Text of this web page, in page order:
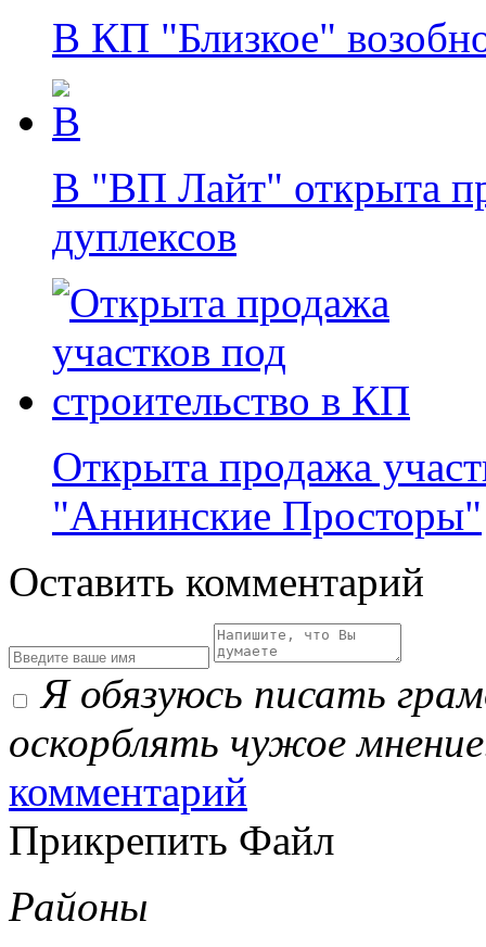
В КП "Близкое"
В "ВП Лайт" открыта
дуплексов
Открыта продажа
"Аннинские Просторы"
Оставить комментарий
Я обязуюсь писать
оскорблять чужое
комментарий
Прикрепить Файл
Районы